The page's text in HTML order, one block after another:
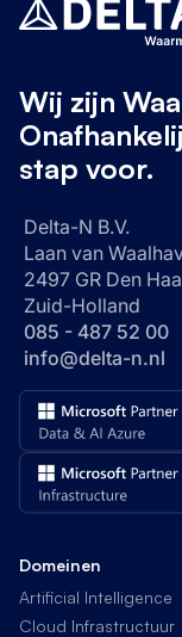
Wij zijn
stap voor.
Delta-N B.V.
Laan van
2497 GR Den
Zuid-Holland
085 - 487 52 00
info@delta-n.nl
Domeinen
Artificial Intelligence
Cloud Infrastructuur